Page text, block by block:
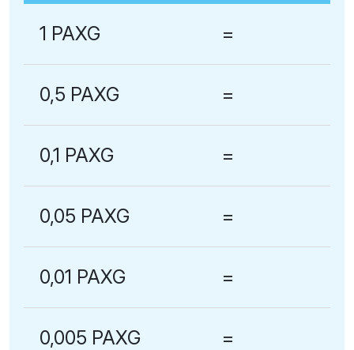
1 PAXG =
0,5 PAXG =
0,1 PAXG =
0,05 PAXG =
0,01 PAXG =
0,005 PAXG =